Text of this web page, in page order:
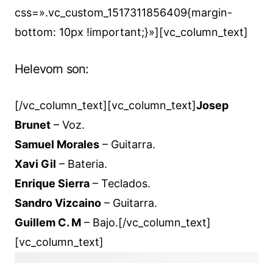
css=».vc_custom_1517311856409{margin-
bottom: 10px !important;}»][vc_column_text]
Helevorn son:
[/vc_column_text][vc_column_text]Josep
Brunet – Voz.
Samuel Morales – Guitarra.
Xavi Gil – Bateria.
Enrique Sierra – Teclados.
Sandro Vizcaino – Guitarra.
Guillem C. M – Bajo.[/vc_column_text]
[vc_column_text]